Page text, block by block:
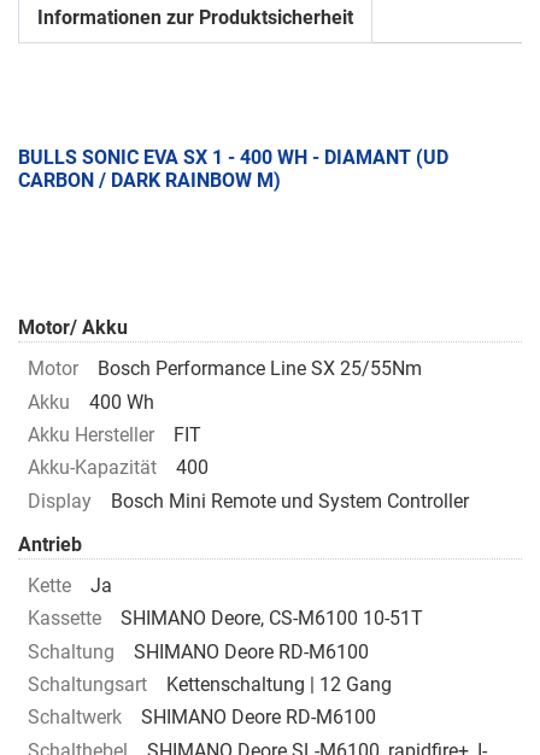
Informationen zur Produktsicherheit
BULLS SONIC EVA SX 1 - 400 WH - DIAMANT (UD
CARBON / DARK RAINBOW M)
Motor/ Akku
Motor
Bosch Performance Line SX 25/55Nm
Akku
400 Wh
Akku Hersteller
FIT
Akku-Kapazität
400
Display
Bosch Mini Remote und System Controller
Antrieb
Kette
Ja
Kassette
SHIMANO Deore, CS-M6100 10-51T
Schaltung
SHIMANO Deore RD-M6100
Schaltungsart
Kettenschaltung | 12 Gang
Schaltwerk
SHIMANO Deore RD-M6100